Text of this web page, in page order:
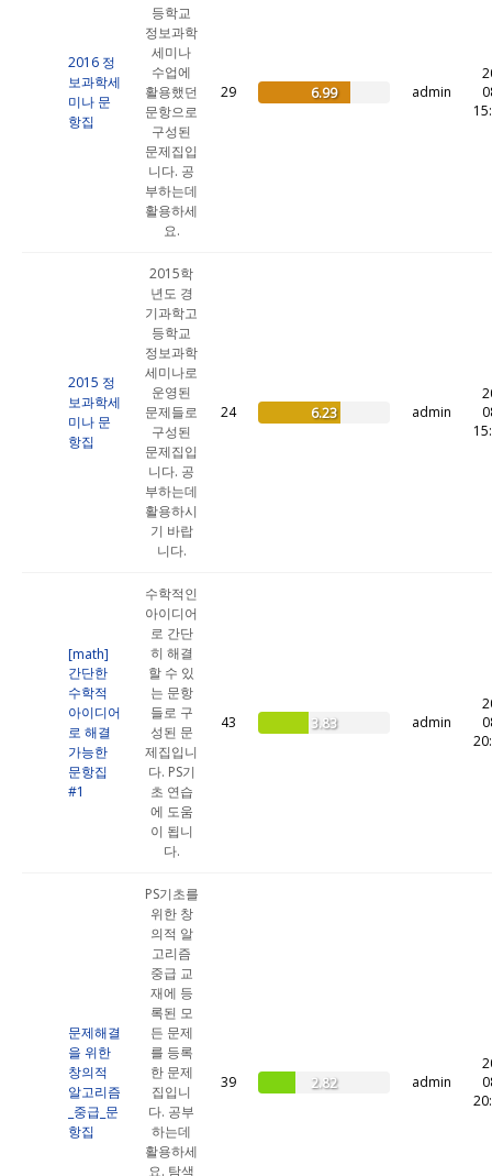
2016 정
보과학세
미나 문
항집
등학교
정보과학
세미나
수업에
활용했던
문항으로
구성된
문제집입
니다. 공
부하는데
활용하세
요.
29 6.99 admin
2015 정
보과학세
미나 문
항집
2015학
년도 경
기과학고
등학교
정보과학
세미나로
운영된
문제들로
구성된
문제집입
니다. 공
부하는데
활용하시
기 바랍
니다.
24 6.23 admin
[math]
간단한
수학적
아이디어
로 해결
가능한
문항집
#1
수학적인
아이디어
로 간단
히 해결
할 수 있
는 문항
들로 구
성된 문
제집입니
다. PS기
초 연습
에 도움
이 됩니
다.
43 3.83 admin
문제해결
을 위한
창의적
알고리즘
_중급_문
항집
PS기초를
위한 창
의적 알
고리즘
중급 교
재에 등
록된 모
든 문제
를 등록
한 문제
집입니
다. 공부
하는데
활용하세
요. 탐색
39 2.82 admin